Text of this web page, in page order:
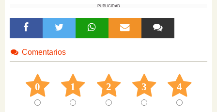
PUBLICIDAD
Comentarios
0 1 2 3 4